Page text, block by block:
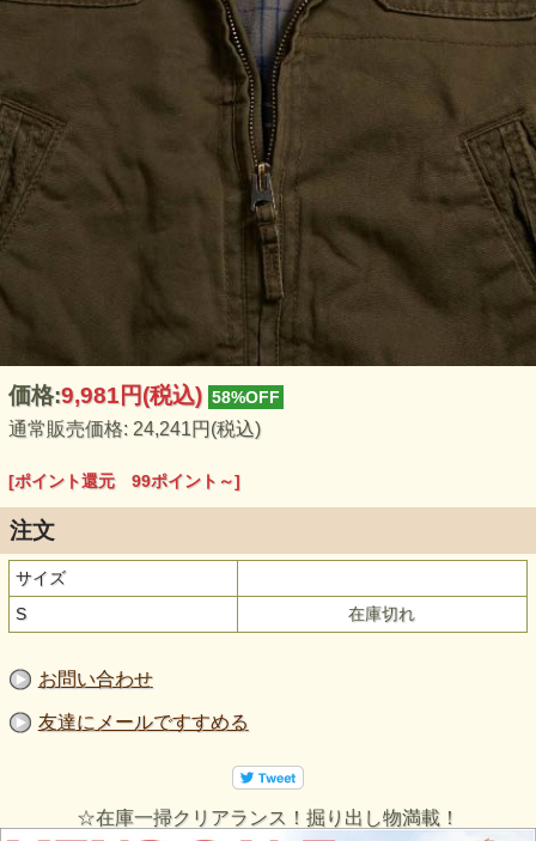
価格:9,981円(税込) 58%OFF
通常販売価格: 24,241円(税込)
[ポイント還元 99ポイント～]
注文
サイズ
S
在庫切れ
お問い合わせ
友達にメールですすめる
☆在庫一掃クリアランス！掘り出し物満載！